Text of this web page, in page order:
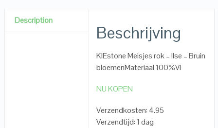
Description
Beschrijving
KIEstone Meisjes rok – Ilse – Bruin
bloemenMateriaal 100%VI
NU KOPEN
Verzendkosten: 4.95
Verzendtijd: 1 dag